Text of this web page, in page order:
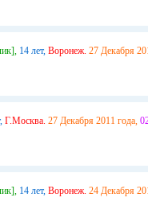
14 лет, Воронеж. 27 Декабря
Г.Москва. 27 Декабря 2011 года,
14 лет, Воронеж. 24 Декабря